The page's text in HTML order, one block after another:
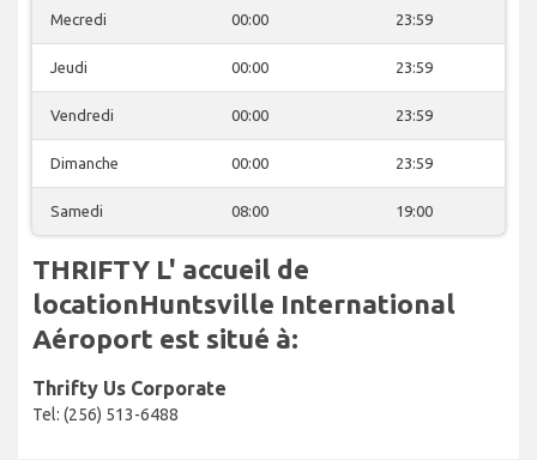
Mecredi 00:00 23:59
Jeudi 00:00 23:59
Vendredi 00:00 23:59
Dimanche 00:00 23:59
Samedi 08:00 19:00
THRIFTY L' accueil de
locationHuntsville International
Aéroport est situé à:
Thrifty Us Corporate
Tel: (256) 513-6488